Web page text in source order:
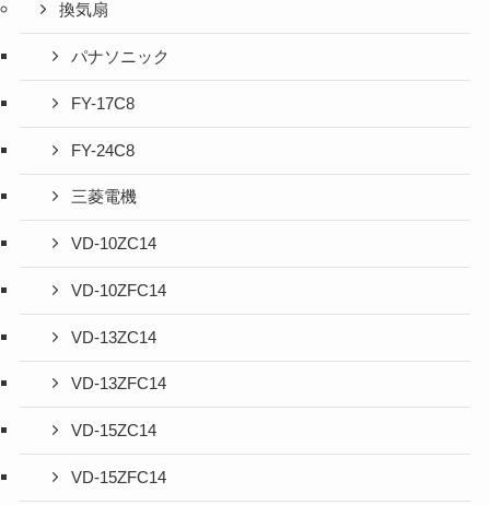
換気扇
パナソニック
FY-17C8
FY-24C8
三菱電機
VD-10ZC14
VD-10ZFC14
VD-13ZC14
VD-13ZFC14
VD-15ZC14
VD-15ZFC14